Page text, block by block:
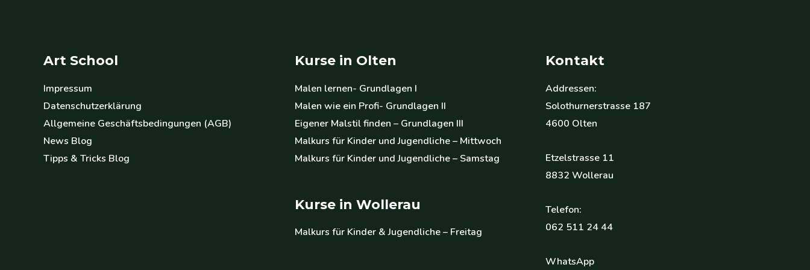
Art School
Impressum
Datenschutzerklärung
Allgemeine Geschäftsbedingungen (AGB)
News Blog
Tipps & Tricks Blog
Kurse in Olten
Malen lernen- Grundlagen I
Malen wie ein Profi- Grundlagen II
Eigener Malstil finden – Grundlagen III
Malkurs für Kinder und Jugendliche – Mittwoch
Malkurs für Kinder und Jugendliche – Samstag
Kurse in Wollerau
Malkurs für Kinder & Jugendliche – Freitag
Kontakt
Addressen:
Solothurnerstrasse 187
4600 Olten
Etzelstrasse 11
8832 Wollerau
Telefon:
062 511 24 44
WhatsApp